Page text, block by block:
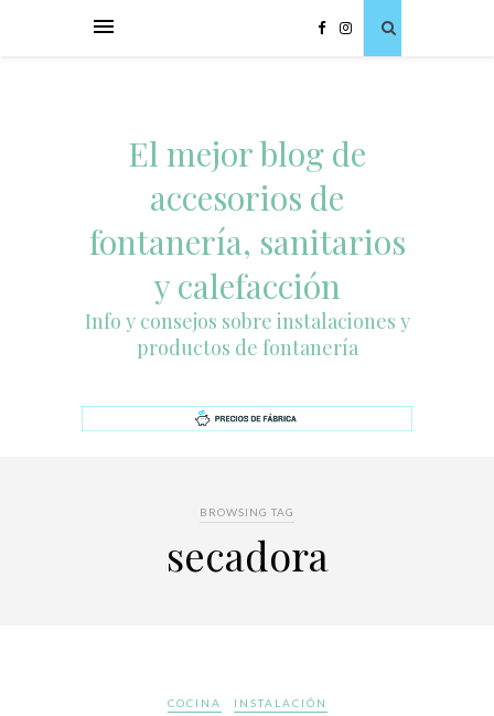
El mejor blog de
accesorios de
fontanería, sanitarios
y calefacción
Info y consejos sobre instalaciones y
productos de fontanería
BROWSING TAG
secadora
COCINA INSTALACIÓN